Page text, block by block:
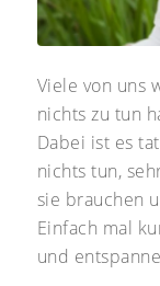
Viele von uns
nichts zu tun
Dabei ist es
nichts tun,
sie brauchen
Einfach mal
und